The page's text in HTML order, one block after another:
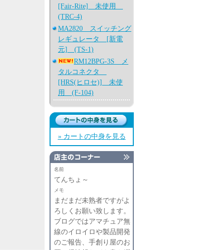
[Fair-Rite] 未使用
(TRC-4)
MA2820 スイッチング
レギュレータ [新電
元] (TS-1)
RM12BPG-3S メ
タルコネクタ
[HRS(ヒロセ)] 未使
用 (F-104)
» カートの中身を見る
名前
てんちょ～
メモ
まだまだ未熟者ですがよ
ろしくお願い致します。
ブログではアマチュア無
線のイロイロや製品開発
のご報告、手創り屋のお